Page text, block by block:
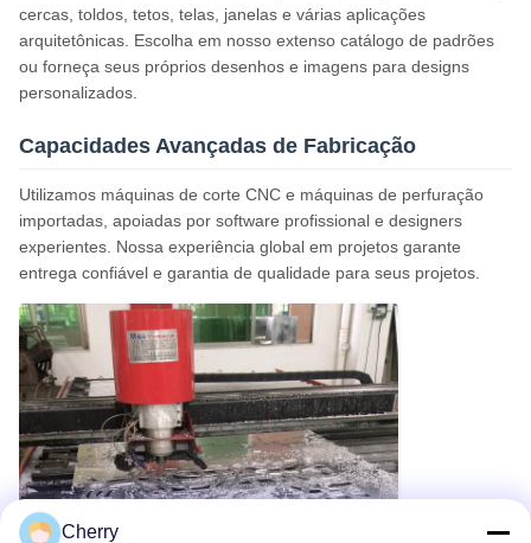
cercas, toldos, tetos, telas, janelas e várias aplicações
arquitetônicas. Escolha em nosso extenso catálogo de padrões
ou forneça seus próprios desenhos e imagens para designs
personalizados.
Capacidades Avançadas de Fabricação
Utilizamos máquinas de corte CNC e máquinas de perfuração
importadas, apoiadas por software profissional e designers
experientes. Nossa experiência global em projetos garante
entrega confiável e garantia de qualidade para seus projetos.
Cherry